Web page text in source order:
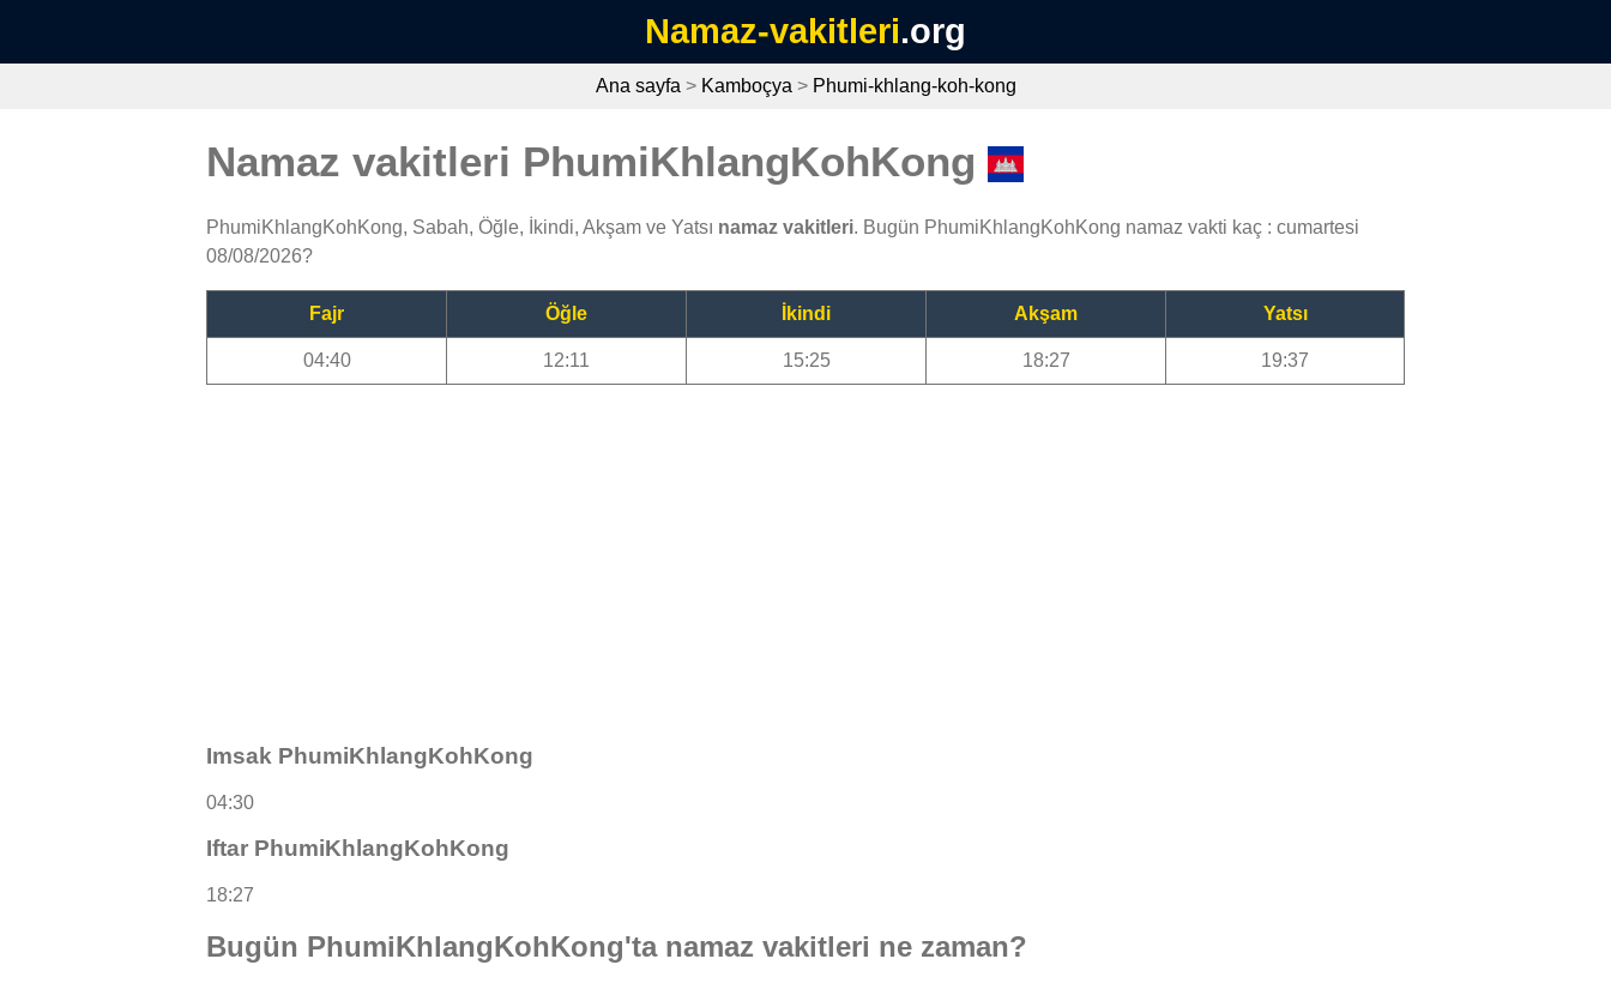
Namaz-vakitleri.org
Ana sayfa > Kamboçya > Phumi-khlang-koh-kong
Namaz vakitleri PhumiKhlangKohKong
PhumiKhlangKohKong, Sabah, Öğle, İkindi, Akşam ve Yatsı namaz vakitleri. Bugün PhumiKhlangKohKong namaz vakti kaç : cumartesi
08/08/2026?
Fajr Öğle İkindi Akşam Yatsı
04:40 12:11 15:25 18:27 19:37
Imsak PhumiKhlangKohKong
04:30
Iftar PhumiKhlangKohKong
18:27
Bugün PhumiKhlangKohKong'ta namaz vakitleri ne zaman?